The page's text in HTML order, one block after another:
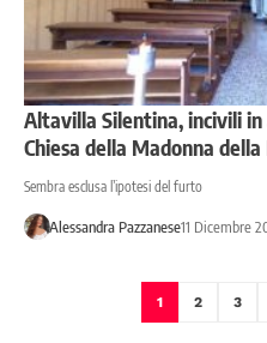
Altavilla Silentina, incivili
Chiesa della Madonna
Sembra esclusa l’ipotesi del furto
Alessandra Pazzanese11 Dicembre
1 2 3